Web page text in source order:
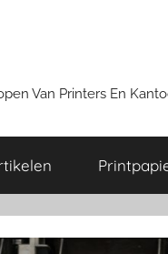
Van Printers En